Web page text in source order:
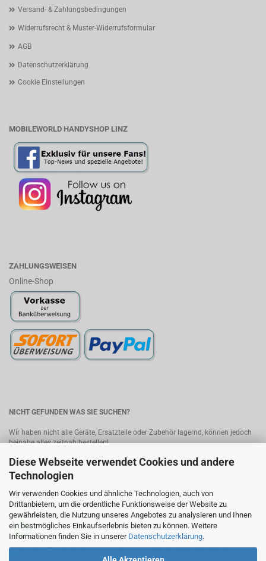
Diese Webseite verwendet Cookies und andere
Technologien
Wir verwenden Cookies und ähnliche Technologien, auch von
Drittanbietern, um die ordentliche Funktionsweise der Website zu
gewährleisten, die Nutzung unseres Angebotes zu analysieren und Ihnen
ein bestmögliches Einkaufserlebnis bieten zu können. Weitere
Informationen finden Sie in unserer Datenschutzerklärung.
Versand- & Zahlungsbedingungen
Widerrufsrecht & Muster-Widerrufsformular
AGB
Datenschutzerklärung
Cookie Einstellungen
MOBILEWORLD HANDYSHOP LINZ
ZAHLUNGSWEISEN
Online-Shop
NICHT GEFUNDEN WAS SIE SUCHEN?
Wir haben nicht alle Geräte, Ersatzteile oder Zubehör lagernd, können jedoch
beinahe alles zeitnah bestellen!
Bitte senden Sie uns Ihre Anfrage, wir melden uns umgehend mit einem
Angebot.Kontakt
MobileWorld - Ihr Online-Handyshop in Linz